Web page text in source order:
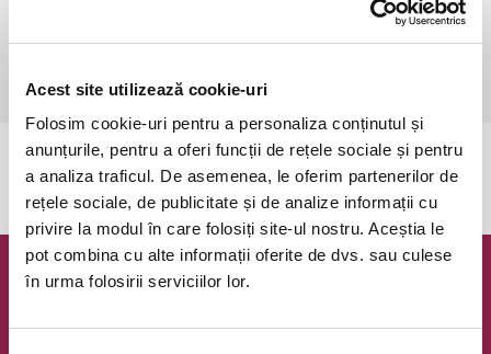
Acest site utilizează cookie-uri
Folosim cookie-uri pentru a personaliza conținutul și
anunțurile, pentru a oferi funcții de rețele sociale și pentru
a analiza traficul. De asemenea, le oferim partenerilor de
rețele sociale, de publicitate și de analize informații cu
privire la modul în care folosiți site-ul nostru. Aceștia le
pot combina cu alte informații oferite de dvs. sau culese
în urma folosirii serviciilor lor.
înainte de spectacol. Așezarea se realizează la mese de 2 (nr. limitat), 3
Informații suplimentare, la nr. de telefon 0773 825 249.
Evenimentul a expirat.
Newsletter @ Bilete.ro